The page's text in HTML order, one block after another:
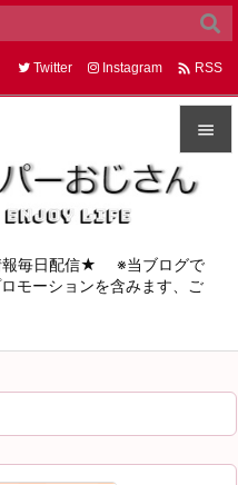


メニュ
サイド


Twitter Instagram  RSS
報毎日配信★ ※当ブログで
モーションを含みます、ご